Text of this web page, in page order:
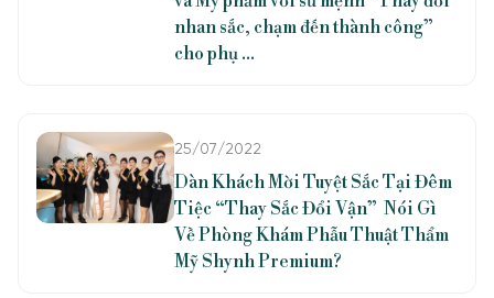
Liên hệ với chúng tôi
1900 989 800 ƯU ĐÃI
07/06/2023
Shynh Group – Tập đoàn Thẩm mỹ
và Mỹ phẩm với sứ mệnh “Thay đổi
25/07/2022
Dàn Khách Mời Tuyệt Sắc Tại Đêm
Tiệc “Thay Sắc Đổi Vận” Nói Gì